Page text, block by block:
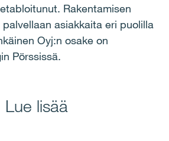
Rakentamisen
asiakkaita eri puolilla
Oyj:n osake on
Pörssissä.
Lue lisää